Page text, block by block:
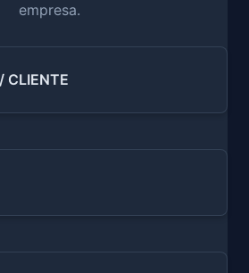
empresa.
CLIENTE